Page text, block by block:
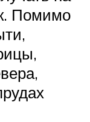
Помимо